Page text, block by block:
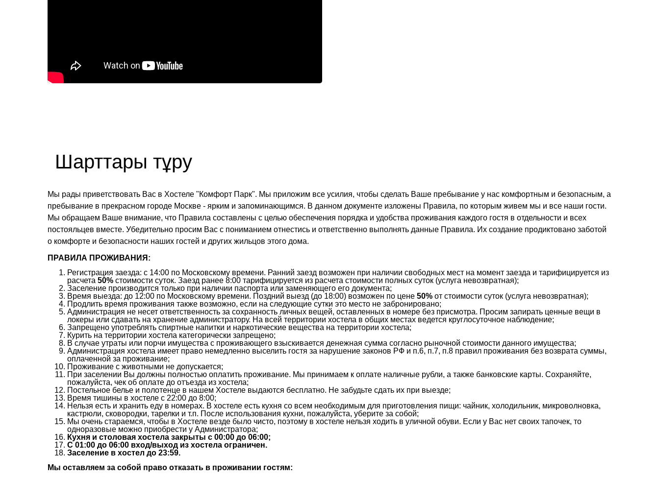
Шарттары тұру
Мы рады приветствовать Вас в Хостеле "Комфорт Парк". Мы приложим все усилия, чтобы сделать Ваше пребывание у нас комфортным и безопасным, а
пребывание в прекрасном городе Москве - ярким и запоминающимся. В данном документе изложены Правила, по которым живем мы и все наши гости.
Мы обращаем Ваше внимание, что Правила составлены с целью обеспечения порядка и удобства проживания каждого гостя в отдельности и всех
постояльцев вместе. Убедительно просим Вас с пониманием отнестись и ответственно выполнять данные Правила. Их создание продиктовано заботой
о комфорте и безопасности наших гостей и других жильцов этого дома.
ПРАВИЛА ПРОЖИВАНИЯ:
Регистрация заезда: с 14:00 по Московскому времени. Ранний заезд возможен при наличии свободных мест на момент заезда и тарифицируется из
расчета 50% стоимости суток. Заезд ранее 8:00 тарифицируется из расчета стоимости полных суток (услуга невозвратная);
Заселение производится только при наличии паспорта или заменяющего его документа;
Время выезда: до 12:00 по Московскому времени. Поздний выезд (до 18:00) возможен по цене 50% от стоимости суток (услуга невозвратная);
Продлить время проживания также возможно, если на следующие сутки это место не забронировано;
Администрация не несет ответственность за сохранность личных вещей, оставленных в номере без присмотра. Просим запирать ценные вещи в
локеры или сдавать на хранение администратору. На всей территории хостела в общих местах ведется круглосуточное наблюдение;
Запрещено употреблять спиртные напитки и наркотические вещества на территории хостела;
Курить на территории хостела категорически запрещено;
В случае утраты или порчи имущества с проживающего взыскивается денежная сумма согласно рыночной стоимости данного имущества;
Администрация хостела имеет право немедленно выселить гостя за нарушение законов РФ и п.6, п.7, п.8 правил проживания без возврата суммы,
оплаченной за проживание;
Проживание с животными не допускается;
При заселении Вы должны полностью оплатить проживание. Мы принимаем к оплате наличные рубли, а также банковские карты. Сохраняйте,
пожалуйста, чек об оплате до отъезда из хостела;
Постельное белье и полотенце в нашем Хостеле выдаются бесплатно. Не забудьте сдать их при выезде;
Время тишины в хостеле с 22:00 до 8:00;
Нельзя есть и хранить еду в номерах. В хостеле есть кухня со всем необходимым для приготовления пищи: чайник, холодильник, микроволновка,
кастрюли, сковородки, тарелки и т.п. После использования кухни, пожалуйста, уберите за собой;
Мы очень стараемся, чтобы в Хостеле везде было чисто, поэтому в хостеле нельзя ходить в уличной обуви. Если у Вас нет своих тапочек, то
одноразовые можно приобрести у Администратора;
Кухня и столовая хостела закрыты с 00:00 до 06:00;
С 01:00 до 06:00 вход/выход из хостела ограничен.
Заселение в хостел до 23:59.
Мы оставляем за собой право отказать в проживании гостям: